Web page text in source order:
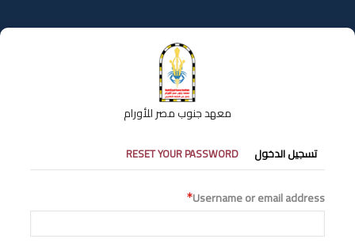
إلى
المحتوى
معهد جنوب مصر للأورام
التبويبات
الأساسية
تسجيل الدخول RESET YOUR PASSWORD
Username or email address